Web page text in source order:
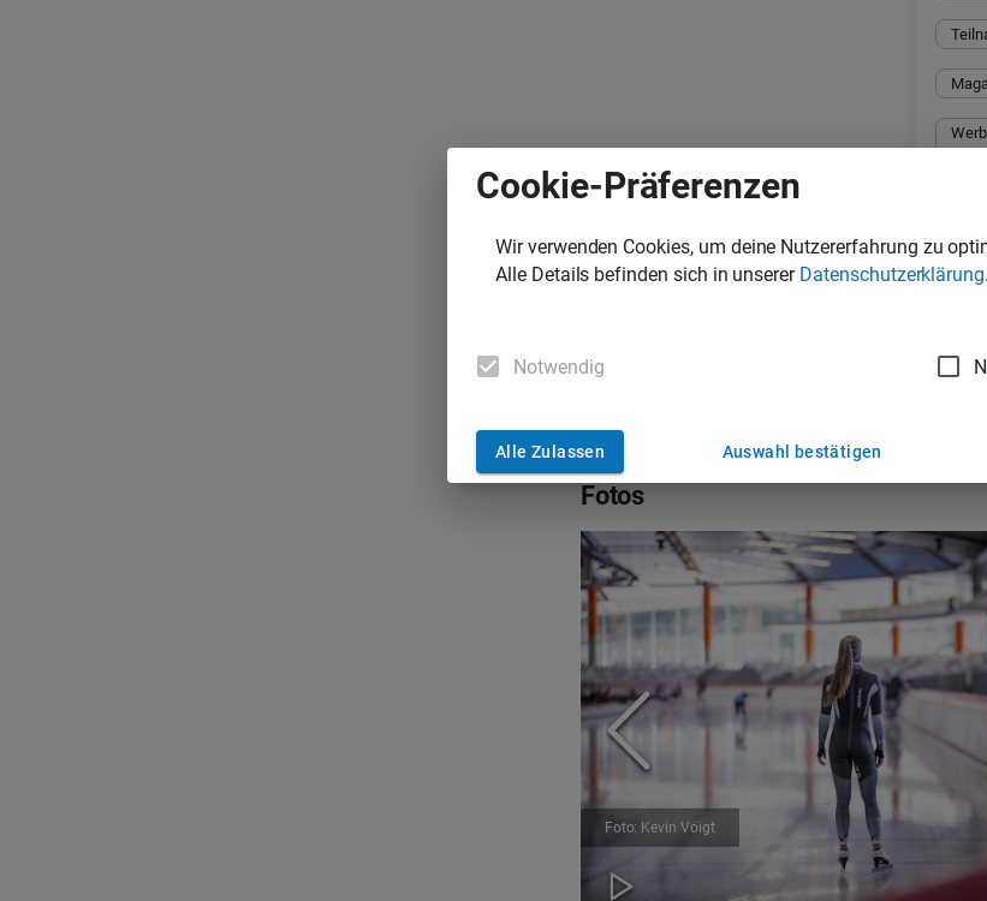
Fotos
Foto: Kevin Voigt
Cookie-Präferenzen
Wir verwenden Cookies, um deine Nutzererfahrung zu
Alle Details befinden sich in unserer Datenschutzerklärung.
Notwendig
Alle Zulassen Auswahl bestätigen